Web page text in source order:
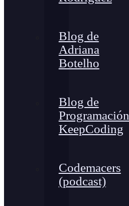
Blog de
Adriana
Botelho
Blog de
Programación
KeepCoding
Codemacers
(podcast)